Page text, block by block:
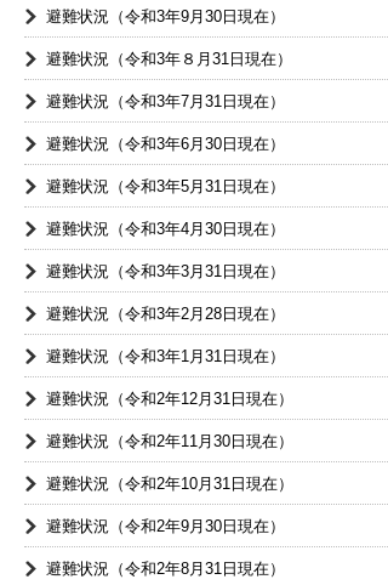
避難状況（令和3年9月30日現在）
避難状況（令和3年８月31日現在）
避難状況（令和3年7月31日現在）
避難状況（令和3年6月30日現在）
避難状況（令和3年5月31日現在）
避難状況（令和3年4月30日現在）
避難状況（令和3年3月31日現在）
避難状況（令和3年2月28日現在）
避難状況（令和3年1月31日現在）
避難状況（令和2年12月31日現在）
避難状況（令和2年11月30日現在）
避難状況（令和2年10月31日現在）
避難状況（令和2年9月30日現在）
避難状況（令和2年8月31日現在）